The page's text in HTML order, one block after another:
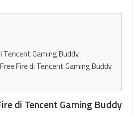
Tencent Gaming Buddy
Fire di Tencent Gaming Buddy
di Tencent Gaming Buddy